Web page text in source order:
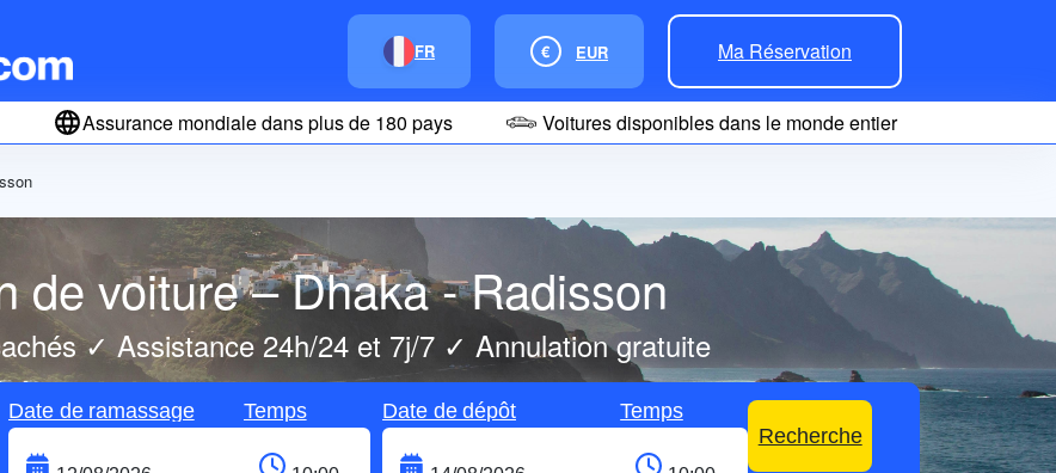
FR € EUR Ma Réservation
Assurance mondiale dans plus de 180 pays Voitures disponibles dans le monde entier
de voiture – Dhaka - Radisson
✓ Assistance 24h/24 et 7j/7 ✓ Annulation gratuite
Date de ramassage Temps Date de dépôt
Temps
Recherche